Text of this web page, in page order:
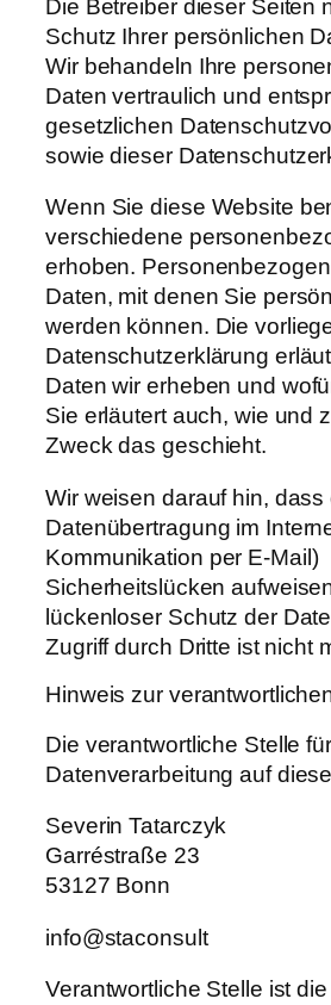
Die Betreiber dieser Seiten
Schutz Ihrer persönlichen
Wir behandeln Ihre
Daten vertraulich und
gesetzlichen
sowie dieser
Wenn Sie diese Website
verschiedene
erhoben.
Daten, mit denen Sie
werden können. Die
Datenschutzerklärung
Daten wir erheben und
Sie erläutert auch, wie und
Zweck das geschieht.
Wir weisen darauf hin, dass
Datenübertragung im
Kommunikation per E-Mail)
Sicherheitslücken
lückenloser Schutz der
Zugriff durch Dritte ist nicht
Hinweis zur
Die verantwortliche Stelle
Datenverarbeitung auf
Severin Tatarczyk
Garréstraße 23
53127 Bonn
info@staconsult
Verantwortliche Stelle ist